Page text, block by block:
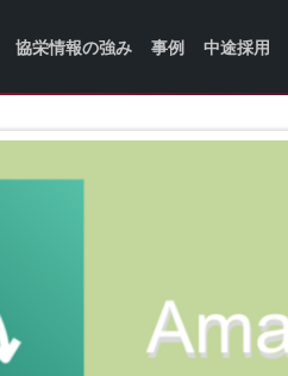
協栄情報の強み 事例 中途採用